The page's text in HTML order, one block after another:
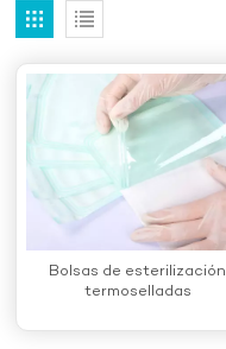
Bolsas de esterilización
termoselladas